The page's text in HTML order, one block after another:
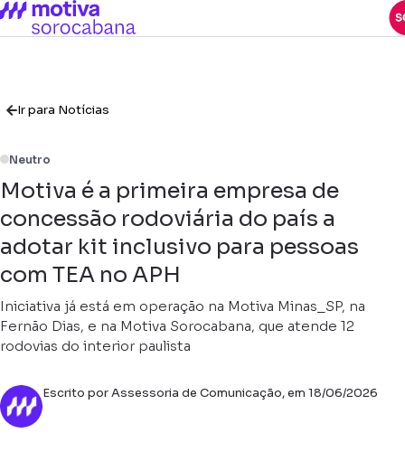
Ir para Notícias
Neutro
Motiva é a primeira empresa de
concessão rodoviária do país a
adotar kit inclusivo para pessoas
com TEA no APH
Iniciativa já está em operação na Motiva Minas_SP, na
Fernão Dias, e na Motiva Sorocabana, que atende 12
rodovias do interior paulista
Escrito por Assessoria de Comunicação, em 18/06/2026